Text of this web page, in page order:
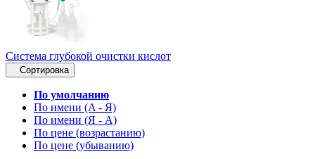
Система глубокой очистки кислот
Сортировка
По умолчанию
По имени (A - Я)
По имени (Я - A)
По цене (возрастанию)
По цене (убыванию)